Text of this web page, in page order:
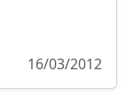
16/03/2012